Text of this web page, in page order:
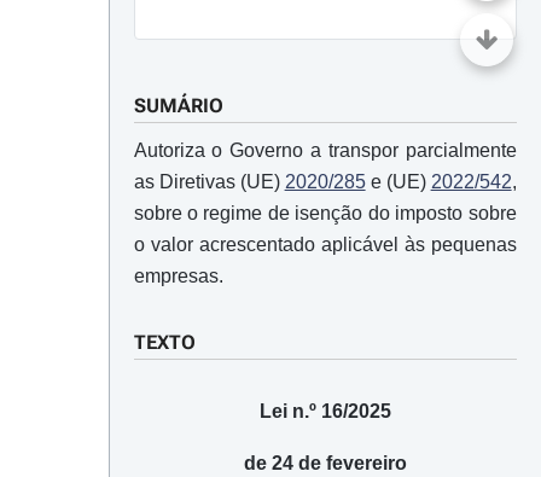
SUMÁRIO
Autoriza o Governo a transpor parcialmente
as Diretivas (UE) 2020/285e (UE) 2022/542,
sobre o regime de isenção do imposto sobre
o valor acrescentado aplicável às pequenas
empresas.
TEXTO
Lei n.º 16/2025
de 24 de fevereiro